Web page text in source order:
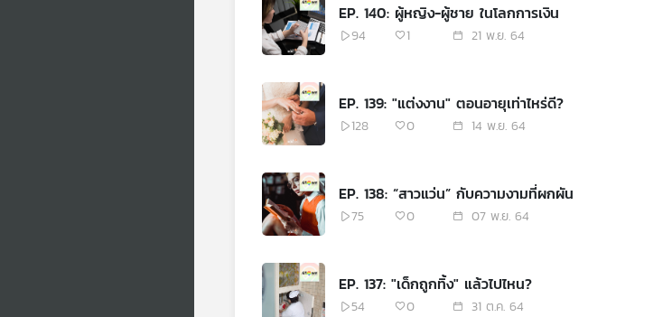
EP. 140: ผู้หญิง-ผู้ชาย ในโลกการเงิน
94 1 21 พ.ย. 64
EP. 139: "แต่งงาน" ตอนอายุเท่าไหร่ดี?
128 0 14 พ.ย. 64
EP. 138: “สาวแว่น” กับความงามที่ผกผัน
75 0 07 พ.ย. 64
EP. 137: "เด็กถูกทิ้ง" แล้วไปไหน?
54 0 31 ต.ค. 64